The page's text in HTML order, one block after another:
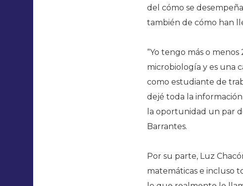
del cómo se
también de cómo han
“Yo tengo más o
microbiología y es una
como estudiante de
dejé toda la
la oportunidad un par
Barrantes.
Por su parte, Luz
matemáticas e incluso